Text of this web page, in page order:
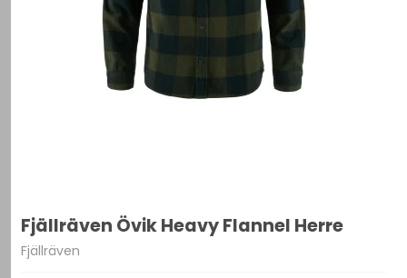
Fjällräven Övik Heavy Flannel Herre
Fjällräven